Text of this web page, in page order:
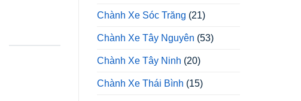
Chành Xe Sóc Trăng (21)
Chành Xe Tây Nguyên (53)
Chành Xe Tây Ninh (20)
Chành Xe Thái Bình (15)